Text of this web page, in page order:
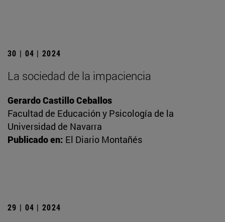
30 | 04 | 2024
La sociedad de la impaciencia
Gerardo Castillo Ceballos
Facultad de Educación y Psicología de la
Universidad de Navarra
Publicado en: El Diario Montañés
29 | 04 | 2024